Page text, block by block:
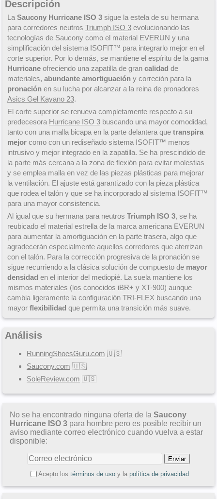
Descripción
La Saucony Hurricane ISO 3 sigue la estela de su hermana
para corredores neutros Triumph ISO 3 evolucionando las
tecnologías de Saucony como el material EVERUN y una
simplificación del sistema ISOFIT™ para integrarlo mejor en el
corte superior. Por lo demás, se mantiene el espíritu de la gama
Hurricane ofreciendo una zapatilla de gran calidad de
materiales, abundante amortiguación y correción para la
pronación en su lucha por alcanzar a la reina de pronadores
Asics Gel Kayano 23.
El corte superior se renueva completamente respecto a su
predecesora Hurricane ISO 3 buscando una mayor comodidad,
tanto con una malla bicapa en la parte delantera que transpira
mejor como con un rediseñado sistema ISOFIT™ menos
intrusivo y mejor integrado en la zapatilla. Se ha prescindido de
la parte más cercana a la zona de flexión para evitar molestias
y se emplea malla en vez de las piezas plásticas para mejorar
la ventilación. El ajuste está garantizado con la pieza plástica
que rodea el talón y que se ha incorporado al sistema ISOFIT™
para una mayor consistencia.
Al igual que su hermana para neutros Triumph ISO 3, se ha
reubicado el material estrella de la marca americana EVERUN
para aumentar la amortiguación en la parte trasera, algo que
agradecerán especialmente aquellos corredores que aterrizan
con el talón. Para la corrección progresiva de la pronación se
sigue recurriendo a la clásica solución de compuesto de mayor
densidad en el interior del mediopié. La suela mantiene los
mismos materiales (los conocidos iBR+ y XT-900) aunque
cambia ligeramente la configuración TRI-FLEX buscando una
mayor flexibilidad que permita una transición más suave.
Análisis
RunningShoesGuru.com 🇺🇸
Saucony.com 🇺🇸
SoleReview.com 🇺🇸
No se ha encontrado ninguna oferta de la Saucony
Hurricane ISO 3 para hombre pero es posible recibir un
aviso mediante correo electrónico cuando vuelva a estar
disponible:
Acepto los términos de usoy la política de privacidad